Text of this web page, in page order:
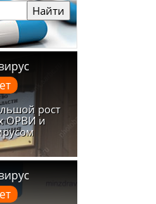
Найти
рост
ОРВИ и